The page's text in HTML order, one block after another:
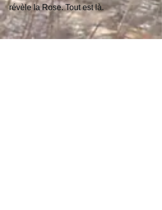
révèle la Rose. Tout est là.